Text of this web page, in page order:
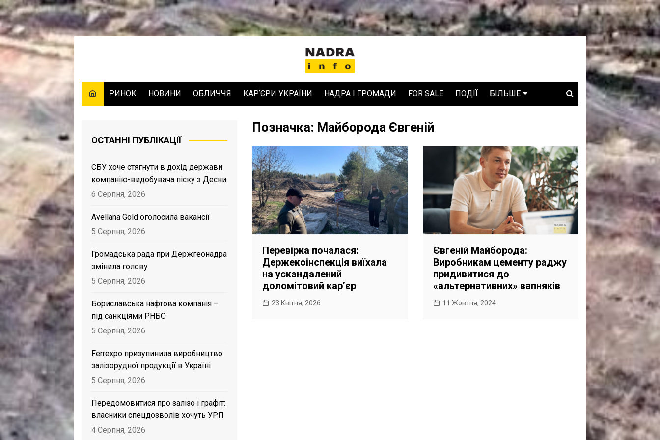
Skip
to
РИНОК НОВИНИ ОБЛИЧЧЯ КАРʼЄРИ УКРАЇНИ НАДРА І ГРОМАДИ FOR SALE ПОДІЇ БІЛЬШЕ
WHO IS WHO
ПРОЗОРІ НАДРА
ГОВОРЯТЬ АСОЦІАЦІЇ
ГОВОРЯТЬ КОМПАНІЇ
КОНФЛІКТНІ НАДРА
САНКЦІЙНІ НАДРА
БЛОГИ
TECHNO
CRITICAL MINERALS
Позначка: Майборода Євгеній
Перевірка почалася:
Держекоінспекція виїхала
на ускандалений
доломітовий карʼєр
23 Квітня, 2026
Євгеній Майборода:
Виробникам цементу раджу
придивитися до
«альтернативних» вапняків
11 Жовтня, 2024
ОСТАННІ ПУБЛІКАЦІЇ
СБУ хоче стягнути в дохід держави
компанію-видобувача піску з Десни
6 Серпня, 2026
Avellana Gold оголосила вакансії
5 Серпня, 2026
Громадська рада при Держгеонадра
змінила голову
5 Серпня, 2026
Бориславська нафтова компанія –
під санкціями РНБО
5 Серпня, 2026
Ferrexpo призупинила виробництво
залізорудної продукції в Україні
5 Серпня, 2026
Передомовитися про залізо і графіт:
власники спецдозволів хочуть УРП
4 Серпня, 2026